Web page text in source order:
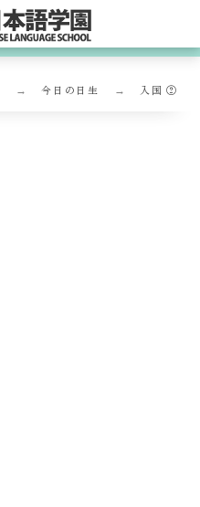
今日の日生 入国 ②